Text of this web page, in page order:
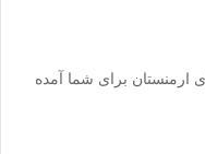
ارمنستان برای شما آمده